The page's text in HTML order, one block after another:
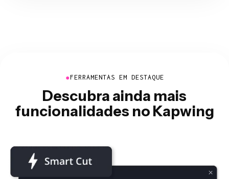
●FERRAMENTAS EM DESTAQUE
Descubra ainda mais
funcionalidades no Kapwing